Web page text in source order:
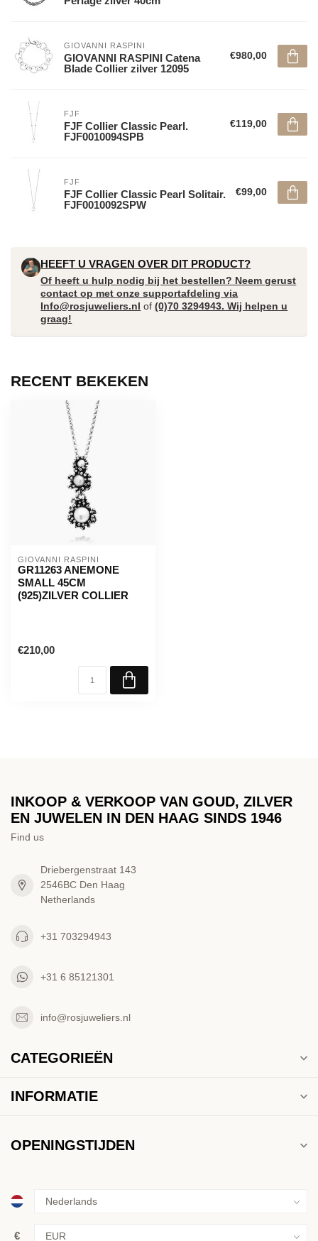
GIOVANNI RASPINI
GIOVANNI RASPINI Catena
Blade Collier zilver 12095
€980,00
FJF
FJF Collier Classic Pearl.
FJF0010094SPB
€119,00
FJF
FJF Collier Classic Pearl Solitair.
FJF0010092SPW
€99,00
HEEFT U VRAGEN OVER DIT PRODUCT?
Of heeft u hulp nodig bij het bestellen? Neem gerust
contact op met onze supportafdeling via
Info@rosjuweliers.nl of(0)70 3294943. Wij helpen u
graag!
RECENT BEKEKEN
GIOVANNI RASPINI
GR11263 ANEMONE
SMALL 45CM
(925)ZILVER COLLIER
€210,00
INKOOP & VERKOOP VAN GOUD, ZILVER
EN JUWELEN IN DEN HAAG SINDS 1946
Find us
Driebergenstraat 143
2546BC Den Haag
Netherlands
+31 703294943
+31 6 85121301
info@rosjuweliers.nl
CATEGORIEËN
INFORMATIE
OPENINGSTIJDEN
€